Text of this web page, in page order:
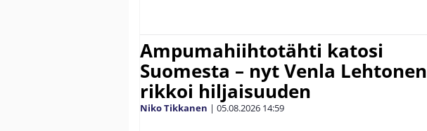
Ampumahiihtotähti katosi
Suomesta – nyt Venla Lehtonen
rikkoi hiljaisuuden
Niko Tikkanen | 05.08.2026 14:59